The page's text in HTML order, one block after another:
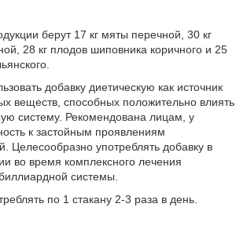
берут 17 кг мяты перечной, 30 кг
28 кг плодов шиповника коричного и 25
добавку диетическую как источник
веществ, способных положительно влиять
систему. Рекомендована лицам, у
к застойным проявлениям
Целесообразно употреблять добавку в
во время комплексного лечения
системы.
по 1 стакану 2-3 раза в день.